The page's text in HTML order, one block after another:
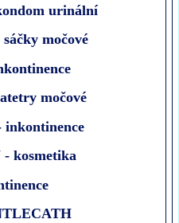
urinální
močové
močové
kosmetika